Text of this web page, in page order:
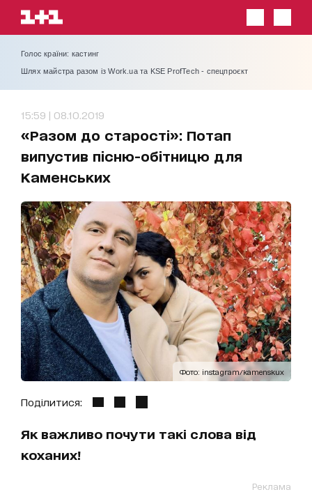
Голос країни: кастинг
Шлях майстра разом із Work.ua та KSE ProfTech - спецпроєкт
15:59 | 08.10.2019
«Разом до старості»: Потап
випустив пісню-обітницю для
Каменських
Фото: instagram/kamenskux
Поділитися:
Як важливо почути такі слова від
коханих!
Реклама